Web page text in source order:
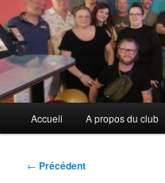
principal
Accueil A propos du club
Navigation
← Précédent